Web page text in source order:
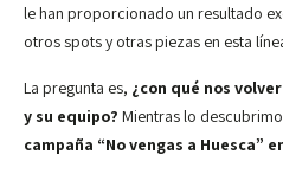
le han proporcionado un resultado
otros spots y otras piezas en esta
La pregunta es, ¿con qué nos
y su equipo? Mientras lo
campaña “No vengas a Huesca”